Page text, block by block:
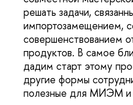
решать задачи,
импортозамещением,
совершенствованием
продуктов. В самое
дадим старт этому
другие формы
полезные для МИЭМ и